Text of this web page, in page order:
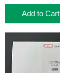
Add to Cart